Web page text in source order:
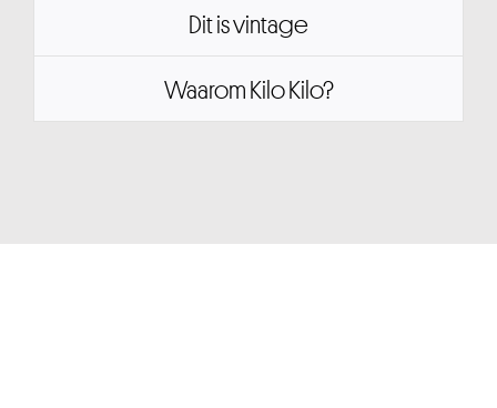
Dit is vintage
Waarom Kilo Kilo?